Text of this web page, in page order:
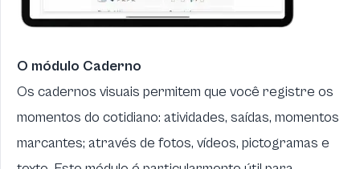
O módulo Caderno
Os cadernos visuais permitem que você registre os
momentos do cotidiano: atividades, saídas, momentos
marcantes; através de fotos, vídeos, pictogramas e